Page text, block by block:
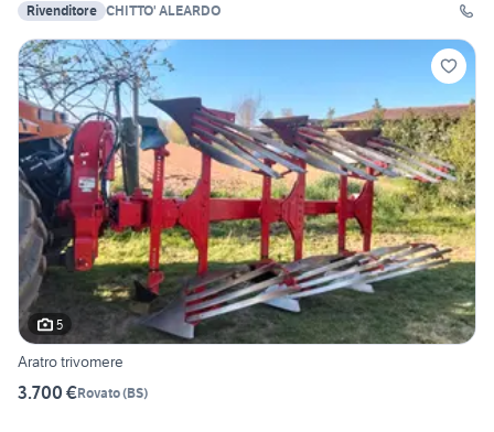
Rivenditore CHITTO' ALEARDO
5
Aratro trivomere
3.700 €Rovato(BS)